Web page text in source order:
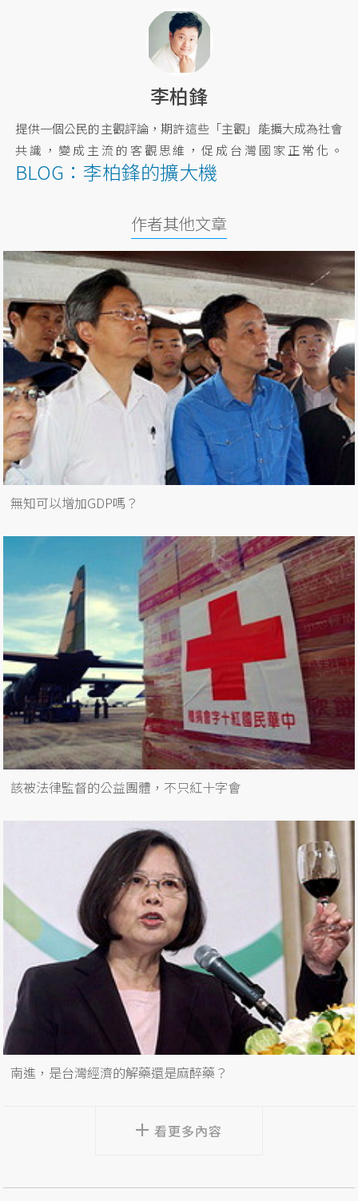
李柏鋒
提供一個公民的主觀評論，期許這些「主觀」能擴大成為社會
共識，變成主流的客觀思維，促成台灣國家正常化。
BLOG：李柏鋒的擴大機
作者其他文章
無知可以增加GDP嗎？
該被法律監督的公益團體，不只紅十字會
南進，是台灣經濟的解藥還是麻醉藥？
看更多內容